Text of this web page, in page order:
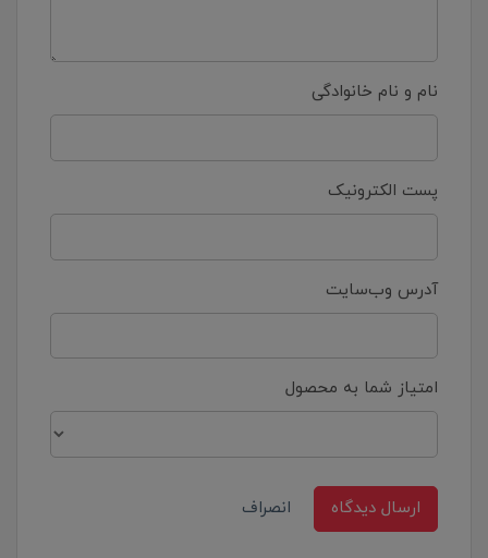
نام و نام خانوادگی
پست الکترونیک
آدرس وب‌سایت
امتیاز شما به محصول
ارسال دیدگاه انصراف